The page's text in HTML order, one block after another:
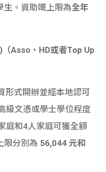
生。資助嘅上限為全年
Asso、HD或者Top Up
形式開辦並經本地認可
級文憑或學士學位程度
庭和4人家庭可獲全額
上限分別為 56,044 元和